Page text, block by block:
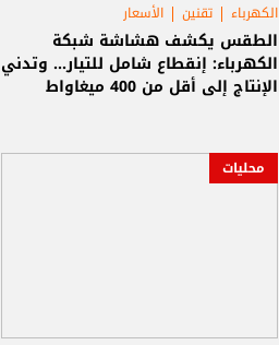
الكهرباء تقنين الأسعار
الطقس يكشف هشاشة شبكة
الكهرباء: إنقطاع شامل للتيار... وتدني
الإنتاج إلى أقل من 400 ميغاواط
محليات